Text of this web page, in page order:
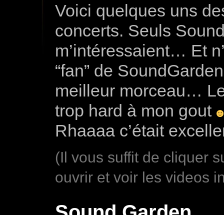
Voici quelques uns
concerts. Seuls
m’intéressaient… Et
“fan” de
meilleur morceau…
trop hard à mon gout
Rhaaaa c’était
(Il vous suffit de cliquer
ouvrir et voir les videos